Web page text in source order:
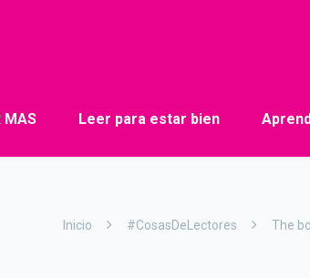
MAS Leer para estar bien
Inicio #CosasDeLectores The